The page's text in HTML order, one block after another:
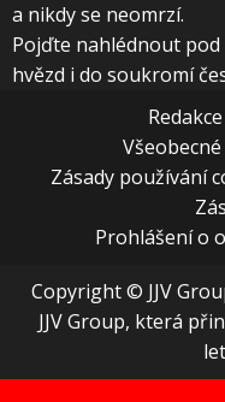
a nikdy se neomrzí.
Pojďte nahlédnout
hvězd i do soukromí
Redakce
Zásady používání
Prohlášení o
Copyright © JJV
JJV Group, která